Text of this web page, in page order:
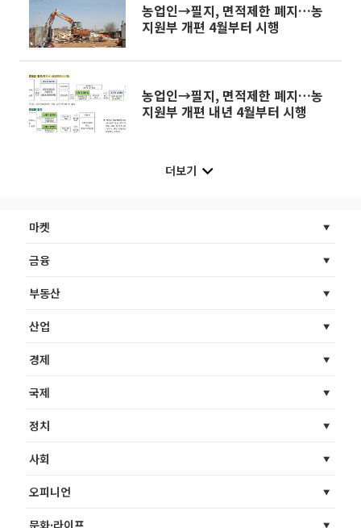
농업인→필지, 면적제한 폐지…농
지원부 개편 4월부터 시행
농업인→필지, 면적제한 폐지…농
지원부 개편 내년 4월부터 시행
더보기
마켓
금융
부동산
산업
경제
국제
정치
사회
오피니언
문화·라이프